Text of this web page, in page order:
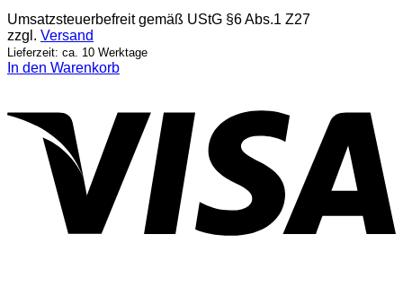
Umsatzsteuerbefreit gemäß UStG §6 Abs.1 Z27
zzgl. Versand
Lieferzeit: ca. 10 Werktage
In den Warenkorb